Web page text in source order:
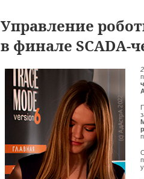
Управление
в финале SCADA-